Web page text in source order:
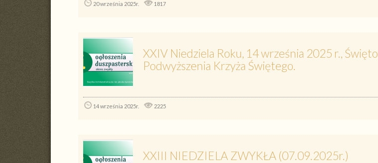
20 września 2025r. 1817
XXIV Niedziela Roku, 14 września 2025 r., Święto
Podwyższenia Krzyża Świętego.
14 września 2025r. 2225
XXIII NIEDZIELA ZWYKŁA (07.09.2025r.)